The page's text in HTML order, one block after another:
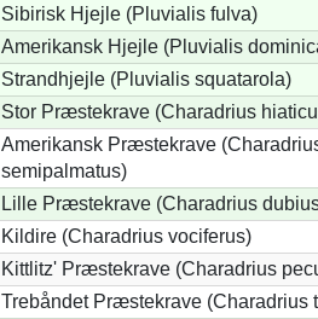
Sibirisk Hjejle (Pluvialis fulva)
Amerikansk Hjejle (Pluvialis
Strandhjejle (Pluvialis squatarola)
Stor Præstekrave (Charadrius
Amerikansk Præstekrave
semipalmatus)
Lille Præstekrave (Charadrius
Kildire (Charadrius vociferus)
Kittlitz' Præstekrave (Charadrius
Trebåndet Præstekrave (Charadrius